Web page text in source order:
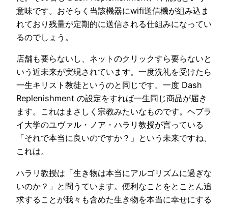
意味です。おそらく当該機器にwifi送信機が組み込ま
れており残量が定期的に送信される仕組みになってい
るのでしょう。
店舗も要らないし、ネットのクリックすら要らないと
いう近未来が実現されています。一度洗礼を受けたら
一生キリスト教徒というのと同じです。一度 Dash
Replenishment の設定をすれば一生同じ商品が届き
ます。これはまさしく宗教みたいなものです。ヘブラ
イ大学のユヴァル・ノア・ハラリ教授が言っている
「それで本当に良いのですか？」という未来ですね、
これは。
ハラリ教授は「生き物は本当にアルゴリズムに過ぎな
いのか？」と問うています。便利なことをとことん追
求することが我々も含めた生き物を本当に幸せにする